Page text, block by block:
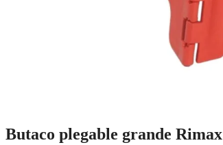
Butaco plegable grande Rimax